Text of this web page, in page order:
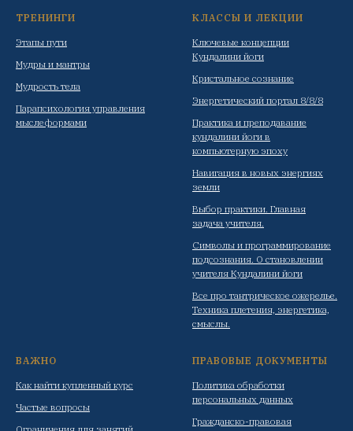
ТРЕНИНГИ
Этапы пути
Мудры и мантры
Мудрость тела
Парапсихология управления
мыслеформами
КЛАССЫ И ЛЕКЦИИ
Ключевые концепции
Кундалини йоги
Кристальное сознание
Энергетический портал 8/8/8
Практика и преподавание
кундалини йоги в
компьютерную эпоху
Навигация в новых энергиях
земли
Выбор практики. Главная
задача учителя.
Символы и программирование
подсознания. О становлении
учителя Кундалини йоги
Все про тантрическое ожерелье.
Техника плетения, энергетика,
смыслы.
ВАЖНО
Как найти купленный курс
Частые вопросы
ПРАВОВЫЕ ДОКУМЕНТЫ
Политика обработки
персональных данных
Гражданско-правовая